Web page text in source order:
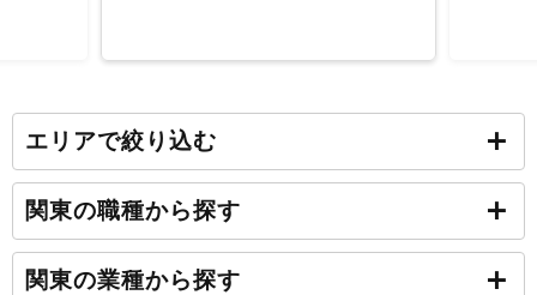
エリアで絞り込む
関東の職種から探す
関東の業種から探す